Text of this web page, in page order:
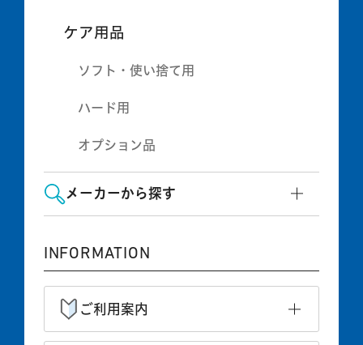
ケア用品
ソフト・使い捨て用
ハード用
オプション品
メーカーから探す
INFORMATION
ご利用案内